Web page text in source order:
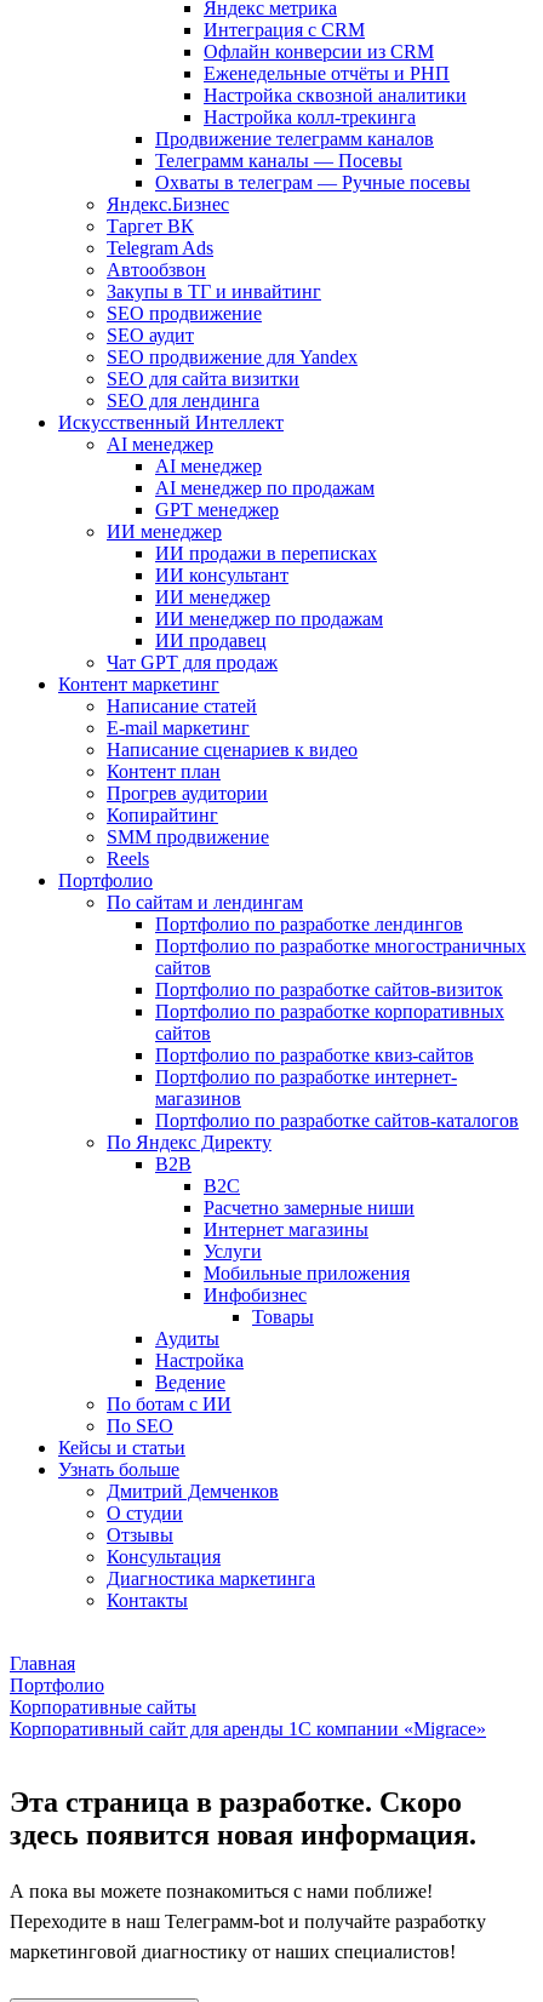
Яндекс метрика
Интеграция с CRM
Офлайн конверсии из CRM
Еженедельные отчёты и РНП
Настройка сквозной аналитики
Настройка колл-трекинга
Продвижение телеграмм каналов
Телеграмм каналы — Посевы
Охваты в телеграм — Ручные посевы
Яндекс.Бизнес
Таргет ВК
Telegram Ads
Автообзвон
Закупы в ТГ и инвайтинг
SEO продвижение
SEO аудит
SEO продвижение для Yandex
SEO для сайта визитки
SEO для лендинга
Искусственный Интеллект
AI менеджер
AI менеджер
AI менеджер по продажам
GPT менеджер
ИИ менеджер
ИИ продажи в переписках
ИИ консультант
ИИ менеджер
ИИ менеджер по продажам
ИИ продавец
Чат GPT для продаж
Контент маркетинг
Написание статей
E-mail маркетинг
Написание сценариев к видео
Контент план
Прогрев аудитории
Копирайтинг
SMM продвижение
Reels
Портфолио
По сайтам и лендингам
Портфолио по разработке лендингов
Портфолио по разработке многостраничных
сайтов
Портфолио по разработке сайтов-визиток
Портфолио по разработке корпоративных
сайтов
Портфолио по разработке квиз-сайтов
Портфолио по разработке интернет-
магазинов
Портфолио по разработке сайтов-каталогов
По Яндекс Директу
B2B
B2C
Расчетно замерные ниши
Интернет магазины
Услуги
Мобильные приложения
Инфобизнес
Товары
Аудиты
Настройка
Ведение
По ботам с ИИ
По SEO
Кейсы и статьи
Узнать больше
Дмитрий Демченков
О студии
Отзывы
Консультация
Диагностика маркетинга
Контакты
Главная
Портфолио
Корпоративные сайты
Корпоративный сайт для аренды 1С компании «Migrace»
Эта страница в разработке. Скоро
здесь появится новая информация.
А пока вы можете познакомиться с нами поближе!
Переходите в наш Телеграмм-bot и получайте разработку
маркетинговой диагностику от наших специалистов!